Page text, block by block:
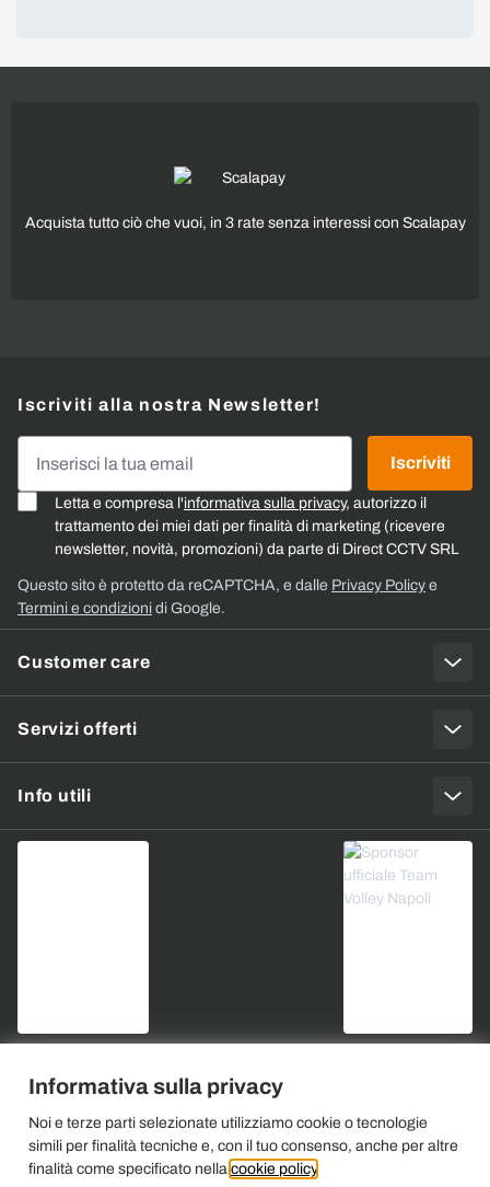
Informativa sulla privacy
Noi e terze parti selezionate utilizziamo cookie o tecnologie
simili per finalità tecniche e, con il tuo consenso, anche per altre
finalità come specificato nella cookie policy
Acquista tutto ciò che vuoi, in 3 rate senza interessi con Scalapay
Customer care
Servizi offerti
Info utili
Iscriviti alla nostra Newsletter!
Letta e compresa l'informativa sulla privacy, autorizzo il
trattamento dei miei dati per finalità di marketing (ricevere
newsletter, novità, promozioni) da parte di Direct CCTV SRL
Iscriviti
Questo sito è protetto da reCAPTCHA, e dalle Privacy Policy e
Termini e condizioni di Google.